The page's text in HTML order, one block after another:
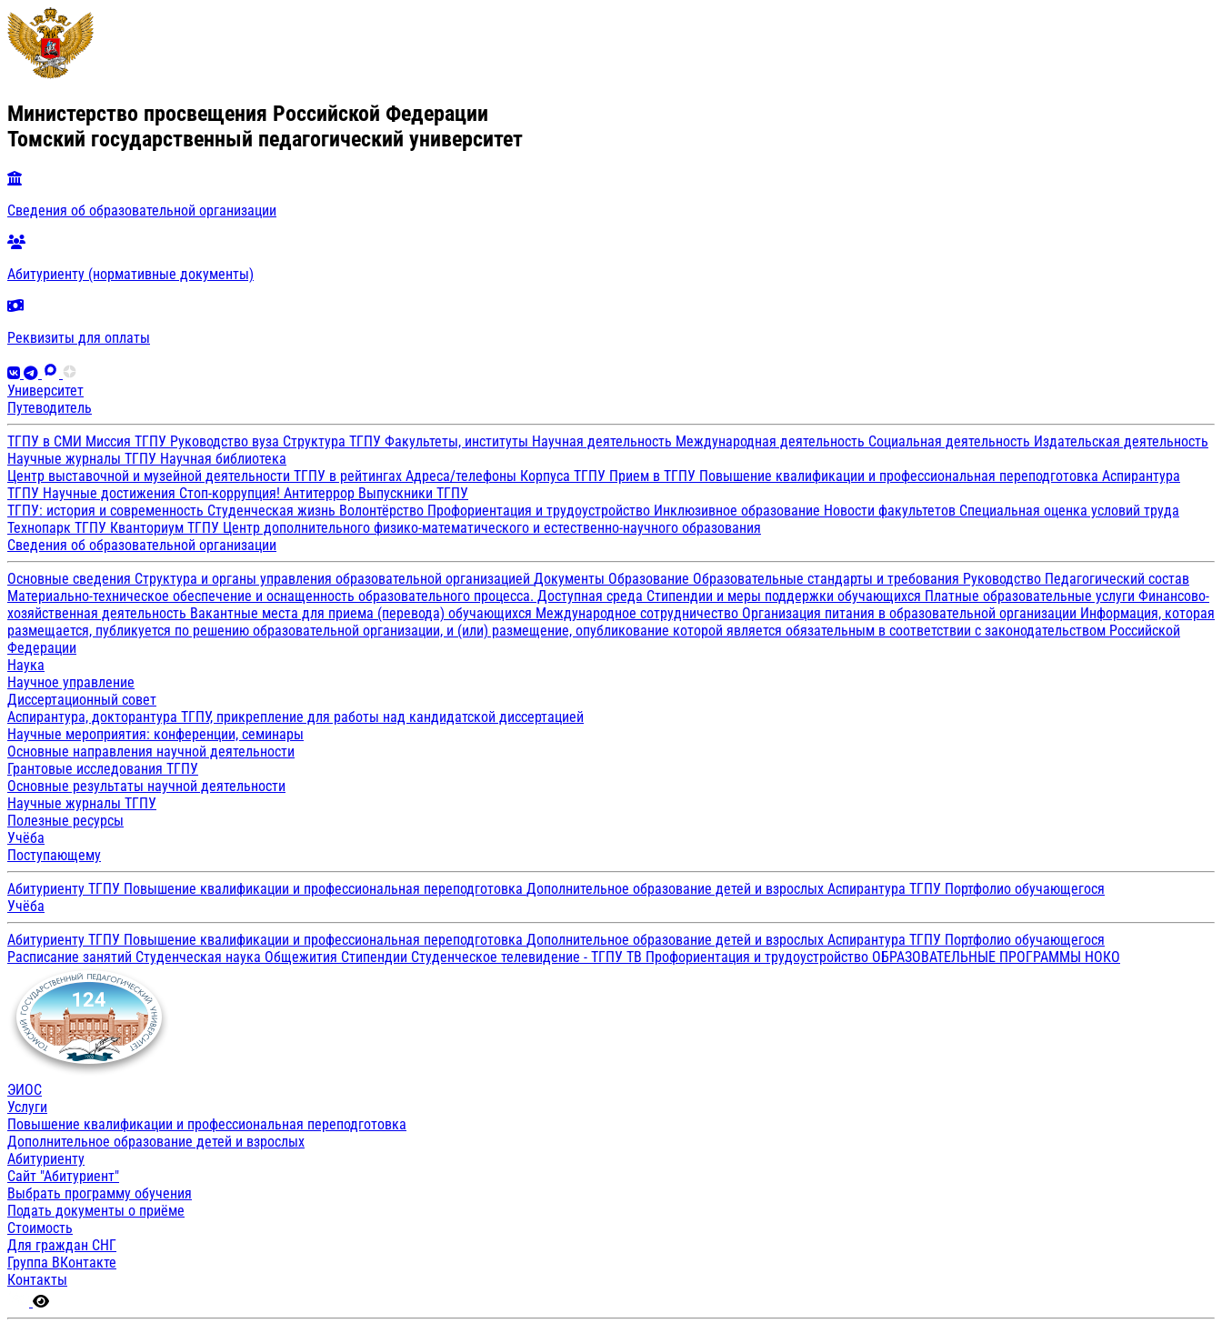
Министерство просвещения Российской Федерации
Томский государственный педагогический университет
Сведения об образовательной организации
Абитуриенту (нормативные документы)
Реквизиты для оплаты
Университет
Путеводитель
ТГПУ в СМИ Миссия ТГПУ Руководство вуза Структура ТГПУ Факультеты, институты Научная деятельность Международная деятельность Социальная деятельность Издательская деятельность
Научные журналы ТГПУ Научная библиотека
Центр выставочной и музейной деятельности ТГПУ в рейтингах Адреса/телефоны Корпуса ТГПУ Прием в ТГПУ Повышение квалификации и профессиональная переподготовка Аспирантура
ТГПУ Научные достижения Стоп-коррупция! Антитеррор Выпускники ТГПУ
ТГПУ: история и современность Студенческая жизнь Волонтёрство Профориентация и трудоустройство Инклюзивное образование Новости факультетов Специальная оценка условий труда
Технопарк ТГПУ Кванториум ТГПУ Центр дополнительного физико-математического и естественно-научного образования
Сведения об образовательной организации
Основные сведения Структура и органы управления образовательной организацией Документы Образование Образовательные стандарты и требования Руководство Педагогический состав
Материально-техническое обеспечение и оснащенность образовательного процесса. Доступная среда Стипендии и меры поддержки обучающихся Платные образовательные услуги Финансово-
хозяйственная деятельность Вакантные места для приема (перевода) обучающихся Международное сотрудничество Организация питания в образовательной организации Информация, которая
размещается, публикуется по решению образовательной организации, и (или) размещение, опубликование которой является обязательным в соответствии с законодательством Российской
Федерации
Наука
Научное управление
Диссертационный совет
Аспирантура, докторантура ТГПУ, прикрепление для работы над кандидатской диссертацией
Научные мероприятия: конференции, семинары
Основные направления научной деятельности
Грантовые исследования ТГПУ
Основные результаты научной деятельности
Научные журналы ТГПУ
Полезные ресурсы
Учёба
Поступающему
Абитуриенту ТГПУ Повышение квалификации и профессиональная переподготовка Дополнительное образование детей и взрослых Аспирантура ТГПУ Портфолио обучающегося
Учёба
Абитуриенту ТГПУ Повышение квалификации и профессиональная переподготовка Дополнительное образование детей и взрослых Аспирантура ТГПУ Портфолио обучающегося
Расписание занятий Студенческая наука Общежития Стипендии Студенческое телевидение - ТГПУ ТВ Профориентация и трудоустройство ОБРАЗОВАТЕЛЬНЫЕ ПРОГРАММЫ НОКО
ЭИОС
Услуги
Повышение квалификации и профессиональная переподготовка
Дополнительное образование детей и взрослых
Абитуриенту
Сайт "Абитуриент"
Выбрать программу обучения
Подать документы о приёме
Стоимость
Для граждан СНГ
Группа ВКонтакте
Контакты